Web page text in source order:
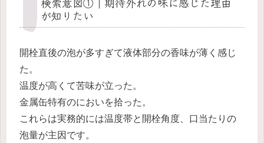
が知りたい
開栓直後の泡が多すぎて液体部分の香味が薄く感じ
た。
温度が高くて苦味が立った。
金属缶特有のにおいを拾った。
これらは実務的には温度帯と開栓角度、口当たりの
泡量が主因です。